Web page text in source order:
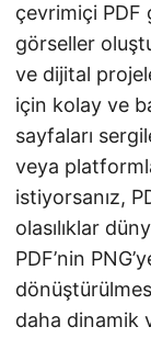
çevrimiçi PDF
görseller
ve dijital
için kolay ve
sayfaları
veya
istiyorsanız,
olasılıklar
PDF’nin
daha dinamik